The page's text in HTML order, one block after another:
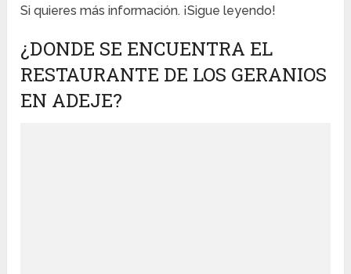
Si quieres más información. ¡Sigue leyendo!
¿DONDE SE ENCUENTRA EL
RESTAURANTE DE LOS GERANIOS
EN ADEJE?